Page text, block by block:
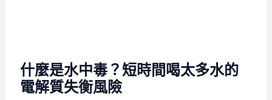
什麼是水中毒？短時間喝太多水的
電解質失衡風險